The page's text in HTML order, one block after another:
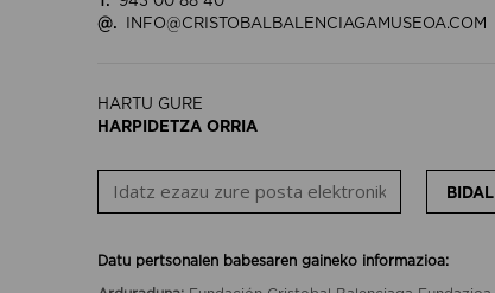
@.
INFO@CRISTOBALBALENCIAGAMUSEOA.COM
HARTU GURE
HARPIDETZA ORRIA
BIDALI
Datu pertsonalen babesaren gaineko informazioa: